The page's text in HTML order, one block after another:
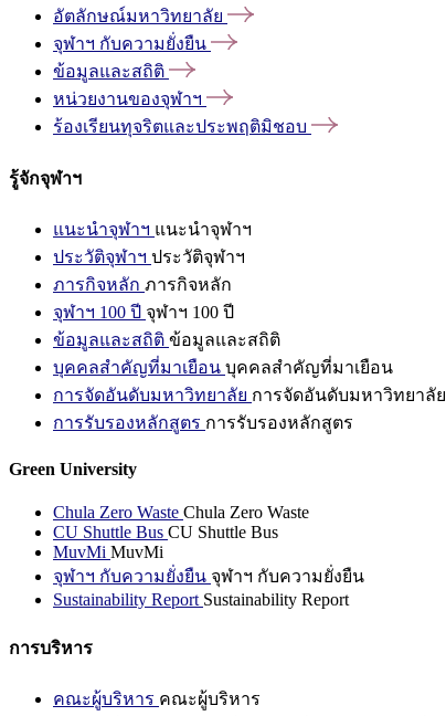
อัตลักษณ์มหาวิทยาลัย
จุฬาฯ กับความยั่งยืน
ข้อมูลและสถิติ
หน่วยงานของจุฬาฯ
ร้องเรียนทุจริตและประพฤติมิชอบ
รู้จักจุฬาฯ
แนะนำจุฬาฯ แนะนำจุฬาฯ
ประวัติจุฬาฯ ประวัติจุฬาฯ
ภารกิจหลัก ภารกิจหลัก
จุฬาฯ 100 ปี จุฬาฯ 100 ปี
ข้อมูลและสถิติ ข้อมูลและสถิติ
บุคคลสำคัญที่มาเยือน บุคคลสำคัญที่มาเยือน
การจัดอันดับมหาวิทยาลัย การจัดอันดับมหาวิทยาลัย
การรับรองหลักสูตร การรับรองหลักสูตร
Green University
Chula Zero Waste Chula Zero Waste
CU Shuttle Bus CU Shuttle Bus
MuvMi MuvMi
จุฬาฯ กับความยั่งยืน จุฬาฯ กับความยั่งยืน
Sustainability Report Sustainability Report
การบริหาร
คณะผู้บริหาร คณะผู้บริหาร